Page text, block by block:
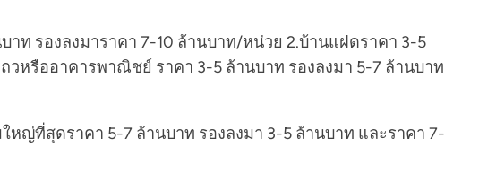
ท รองลงมาราคา 7-10 ล้านบาท/หน่วย 2.บ้านแฝดราคา 3-5
วหรืออาคารพาณิชย์ ราคา 3-5 ล้านบาท รองลงมา 5-7 ล้านบาท
ญ่ที่สุดราคา 5-7 ล้านบาท รองลงมา 3-5 ล้านบาท และราคา 7-